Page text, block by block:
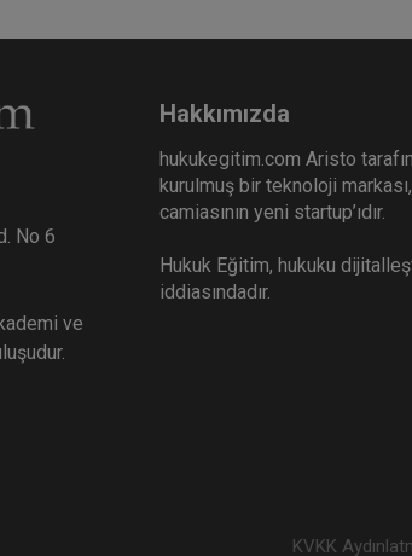
No 6
ve
Hakkımızda
hukukegitim.com Aristo
kurulmuş bir teknoloji
camiasının yeni startup’ıdır.
Hukuk Eğitim, hukuku
iddiasındadır.
KVKK